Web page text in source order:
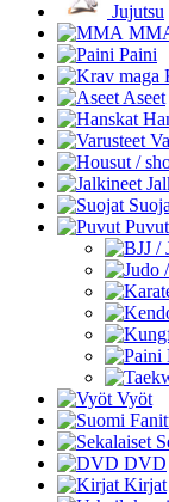
Jujutsu
Paini
Aseet
Puvut
Vyöt
DVD
Kirjat